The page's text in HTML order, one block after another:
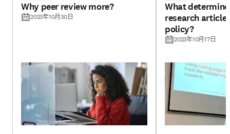
Why peer review more?
2023年10月30日
What
research article
policy?
2023年10月17日